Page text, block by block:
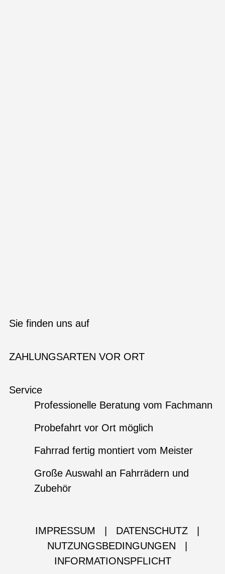
Sie finden uns auf
ZAHLUNGSARTEN VOR ORT
Service
Professionelle Beratung vom Fachmann
Probefahrt vor Ort möglich
Fahrrad fertig montiert vom Meister
Große Auswahl an Fahrrädern und
Zubehör
IMPRESSUM DATENSCHUTZ
NUTZUNGSBEDINGUNGEN
INFORMATIONSPFLICHT